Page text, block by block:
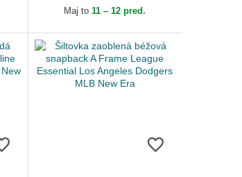
MLB New Era
Maj to11 – 12 pred.